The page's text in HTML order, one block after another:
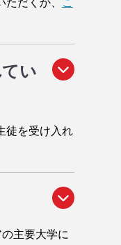
い
徒を受け入れ
主要大学に